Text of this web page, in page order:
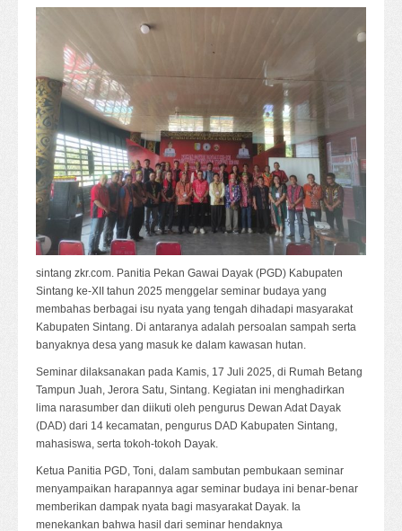
sintang zkr.com. Panitia Pekan Gawai Dayak (PGD) Kabupaten
Sintang ke-XII tahun 2025 menggelar seminar budaya yang
membahas berbagai isu nyata yang tengah dihadapi masyarakat
Kabupaten Sintang. Di antaranya adalah persoalan sampah serta
banyaknya desa yang masuk ke dalam kawasan hutan.
Seminar dilaksanakan pada Kamis, 17 Juli 2025, di Rumah Betang
Tampun Juah, Jerora Satu, Sintang. Kegiatan ini menghadirkan
lima narasumber dan diikuti oleh pengurus Dewan Adat Dayak
(DAD) dari 14 kecamatan, pengurus DAD Kabupaten Sintang,
mahasiswa, serta tokoh-tokoh Dayak.
Ketua Panitia PGD, Toni, dalam sambutan pembukaan seminar
menyampaikan harapannya agar seminar budaya ini benar-benar
memberikan dampak nyata bagi masyarakat Dayak. Ia
menekankan bahwa hasil dari seminar hendaknya